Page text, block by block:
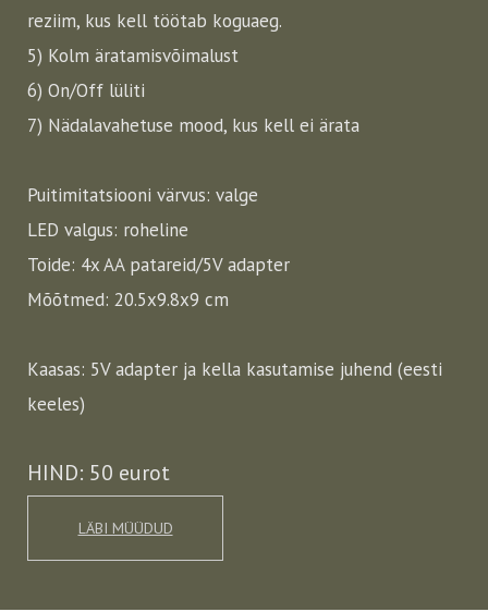
reziim, kus kell töötab koguaeg.
5) Kolm äratamisvõimalust
6) On/Off lüliti
7) Nädalavahetuse mood, kus kell ei ärata
Puitimitatsiooni värvus: valge
LED valgus: roheline
Toide: 4x AA patareid/5V adapter
Mõõtmed: 20.5x9.8x9 cm
Kaasas: 5V adapter ja kella kasutamise juhend (eesti
keeles)
HIND: 50 eurot
LÄBI MÜÜDUD